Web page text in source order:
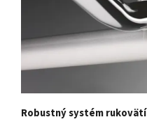
Robustný systém rukovätí